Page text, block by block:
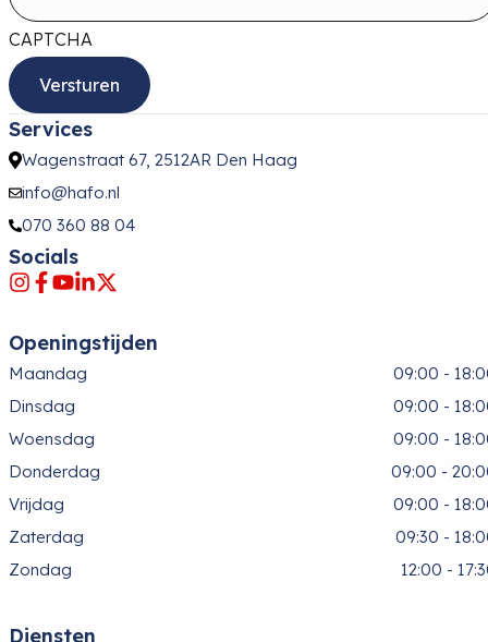
CAPTCHA
Services
Wagenstraat 67, 2512AR Den Haag
info@hafo.nl
070 360 88 04
Socials
Openingstijden
Maandag
09:00 -
Dinsdag
09:00 -
Woensdag
09:00 -
Donderdag
09:00 -
Vrijdag
09:00 -
Zaterdag
09:30 -
Zondag
12:00 -
Diensten